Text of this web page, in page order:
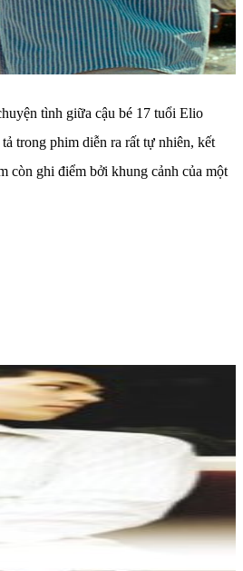
tình giữa cậu bé 17 tuổi Elio
trong phim diễn ra rất tự nhiên, kết
còn ghi điểm bởi khung cảnh của một